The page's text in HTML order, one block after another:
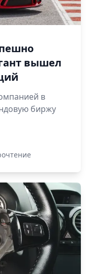
вышел
в
биржу